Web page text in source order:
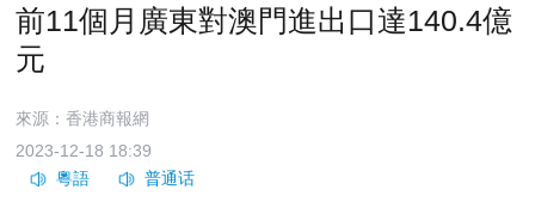
前11個月廣東對澳門進出口達140.4億
元
來源：香港商報網
2023-12-18 18:39